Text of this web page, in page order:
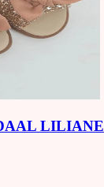
LILIANE